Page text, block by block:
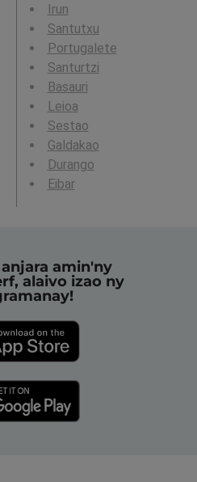
Irun
Santutxu
Portugalete
Santurtzi
Basauri
Leioa
Sestao
Galdakao
Durango
Eibar
amin'ny
alaivo izao ny